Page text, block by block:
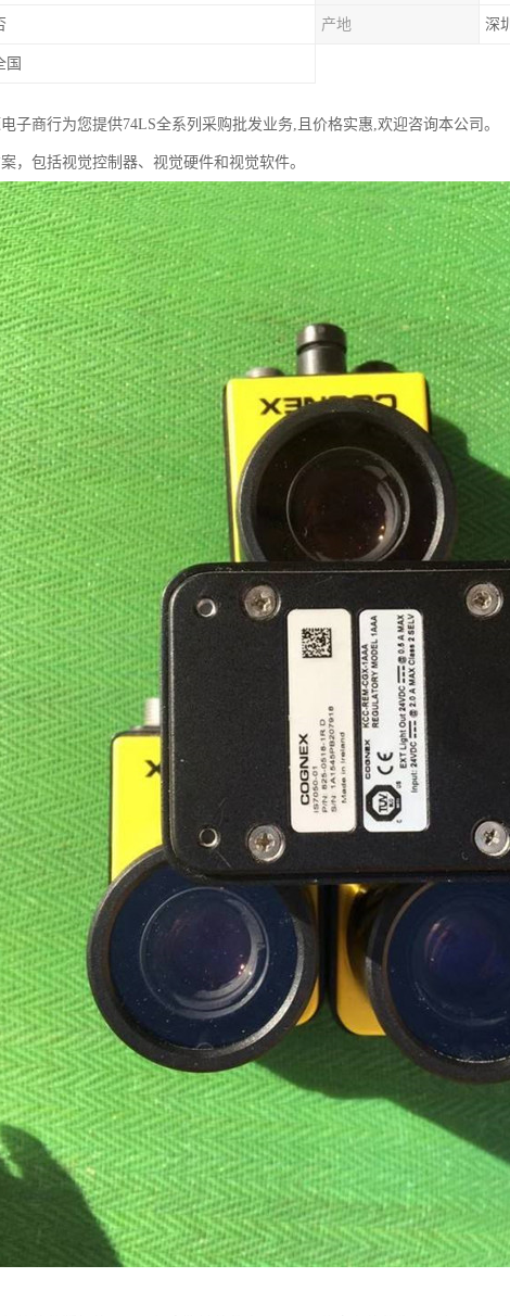
产地 深圳
国
子商行为您提供74LS全系列采购批发业务,且价格实惠,欢迎咨询本公司。
，包括视觉控制器、视觉硬件和视觉软件。